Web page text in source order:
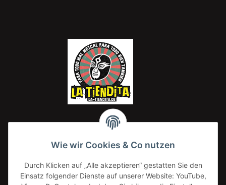
Lemon Drop
20,00 €*
Wie wir Cookies & Co nutzen
Durch Klicken auf „Alle akzeptieren“ gestatten Sie den
Einsatz folgender Dienste auf unserer Website: YouTube,